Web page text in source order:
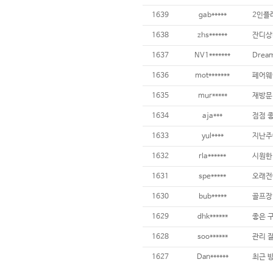
1639 gab*****
1638 zhs******
1637 NV1*******
1636 mot*******
1635 mur*****
1634 aja*** 점점
1633 yul****
1632 rla******
1631 spe*****
1630 bub*****
1629 dhk****** 좋은
1628 soo****** 관리
1627 Dan******